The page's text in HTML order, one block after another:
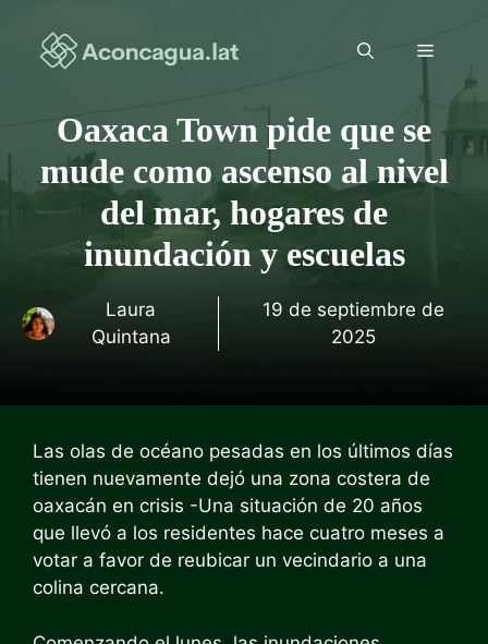
contenido
Menú
Oaxaca Town pide que se
mude como ascenso al nivel
del mar, hogares de
inundación y escuelas
Laura
Quintana
19 de septiembre de
2025
Las olas de océano pesadas en los últimos días
tienen nuevamente dejó una zona costera de
oaxacán en crisis -Una situación de 20 años
que llevó a los residentes hace cuatro meses a
votar a favor de reubicar un vecindario a una
colina cercana.